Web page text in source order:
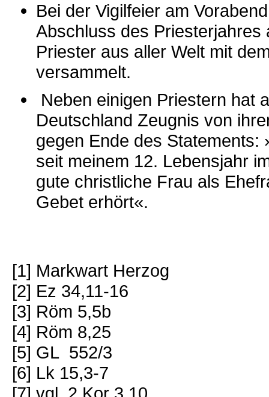
Bei der Vigilfeier am
Abschluss des
Priester aus aller Welt mit
versammelt.
Neben einigen Priestern hat
Deutschland Zeugnis von
gegen Ende des Statements:
seit meinem 12. Lebensjahr
gute christliche Frau als
Gebet erhört«.
[1] Markwart Herzog
[2] Ez 34,11-16
[3] Röm 5,5b
[4] Röm 8,25
[5] GL 552/3
[6] Lk 15,3-7